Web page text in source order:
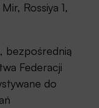
Rossiya 1,
bezpośrednią
Federacji
do